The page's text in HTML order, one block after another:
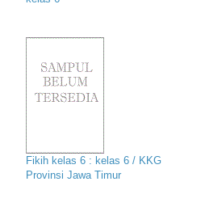
Fikih kelas 6 : kelas 6 / KKG
Provinsi Jawa Timur